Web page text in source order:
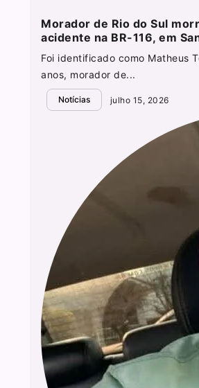
Morador de Rio do Sul
acidente na BR-116, em
Foi identificado como Matheus
anos, morador de...
Notícias julho 15, 2026